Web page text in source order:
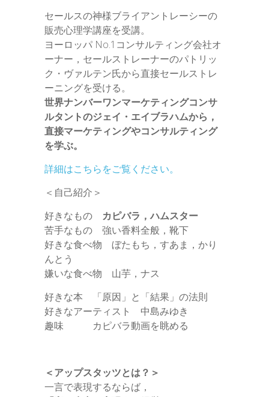
セールスの神様ブライアントレーシーの
販売心理学講座を受講。
ヨーロッパ No.1コンサルティング会社オ
ーナー，セールストレーナーのパトリッ
ク・ヴァルテン氏から直接セールストレ
ーニングを受ける。
世界ナンバーワンマーケティングコンサ
ルタントのジェイ・エイブラハムから，
直接マーケティングやコンサルティング
を学ぶ。
詳細はこちらをご覧ください。
＜自己紹介＞
好きなもの カピバラ，ハムスター
苦手なもの 強い香料全般，靴下
好きな食べ物 ぼたもち，すあま，かり
んとう
嫌いな食べ物 山芋，ナス
好きな本 「原因」と「結果」の法則
好きなアーティスト 中島みゆき
趣味 カピバラ動画を眺める
＜アップスタッツとは？＞
一言で表現するならば，